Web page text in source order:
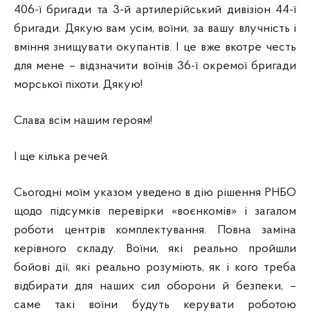
406-ї бригади та 3-й артилерійський дивізіон 44-ї
бригади. Дякую вам усім, воїни, за вашу влучність і
вміння знищувати окупантів. І це вже вкотре честь
для мене – відзначити воїнів 36-ї окремої бригади
морської піхоти. Дякую!
Слава всім нашим героям!
І ще кілька речей.
Сьогодні моїм указом уведено в дію рішення РНБО
щодо підсумків перевірки «воєнкомів» і загалом
роботи центрів комплектування. Повна заміна
керівного складу. Воїни, які реально пройшли
бойові дії, які реально розуміють, як і кого треба
відбирати для наших сил оборони й безпеки, –
саме такі воїни будуть керувати роботою